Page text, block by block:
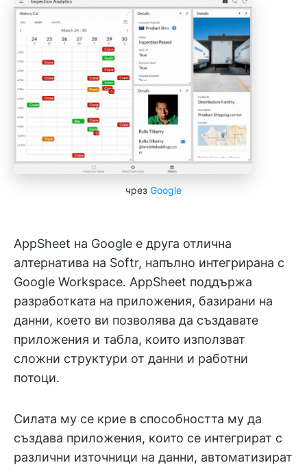
чрез Google
AppSheet на Google е друга отлична
алтернатива на Softr, напълно интегрирана с
Google Workspace. AppSheet поддържа
разработката на приложения, базирани на
данни, което ви позволява да създавате
приложения и табла, които използват
сложни структури от данни и работни
потоци.
Силата му се крие в способността му да
създава приложения, които се интегрират с
различни източници на данни, автоматизират